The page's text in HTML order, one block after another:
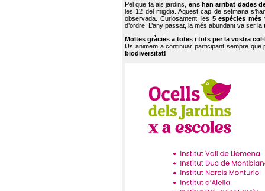
Pel que fa als jardins, ens han arribat dades
les 12 del migdia. Aquest cap de setmana
observada. Curiosament, les 5 espècies més
d’ordre. L’any passat, la més abundant va ser la
Moltes gràcies a totes i tots per la vostra
Us animem a continuar participant sempre que
biodiversitat!